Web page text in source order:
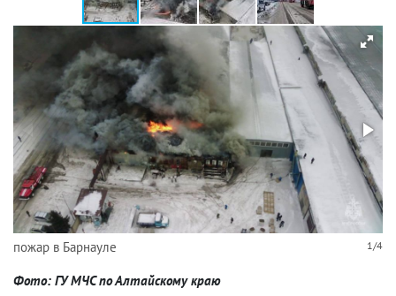
1/4
пожар в Барнауле
Фото: ГУ МЧС по Алтайскому краю